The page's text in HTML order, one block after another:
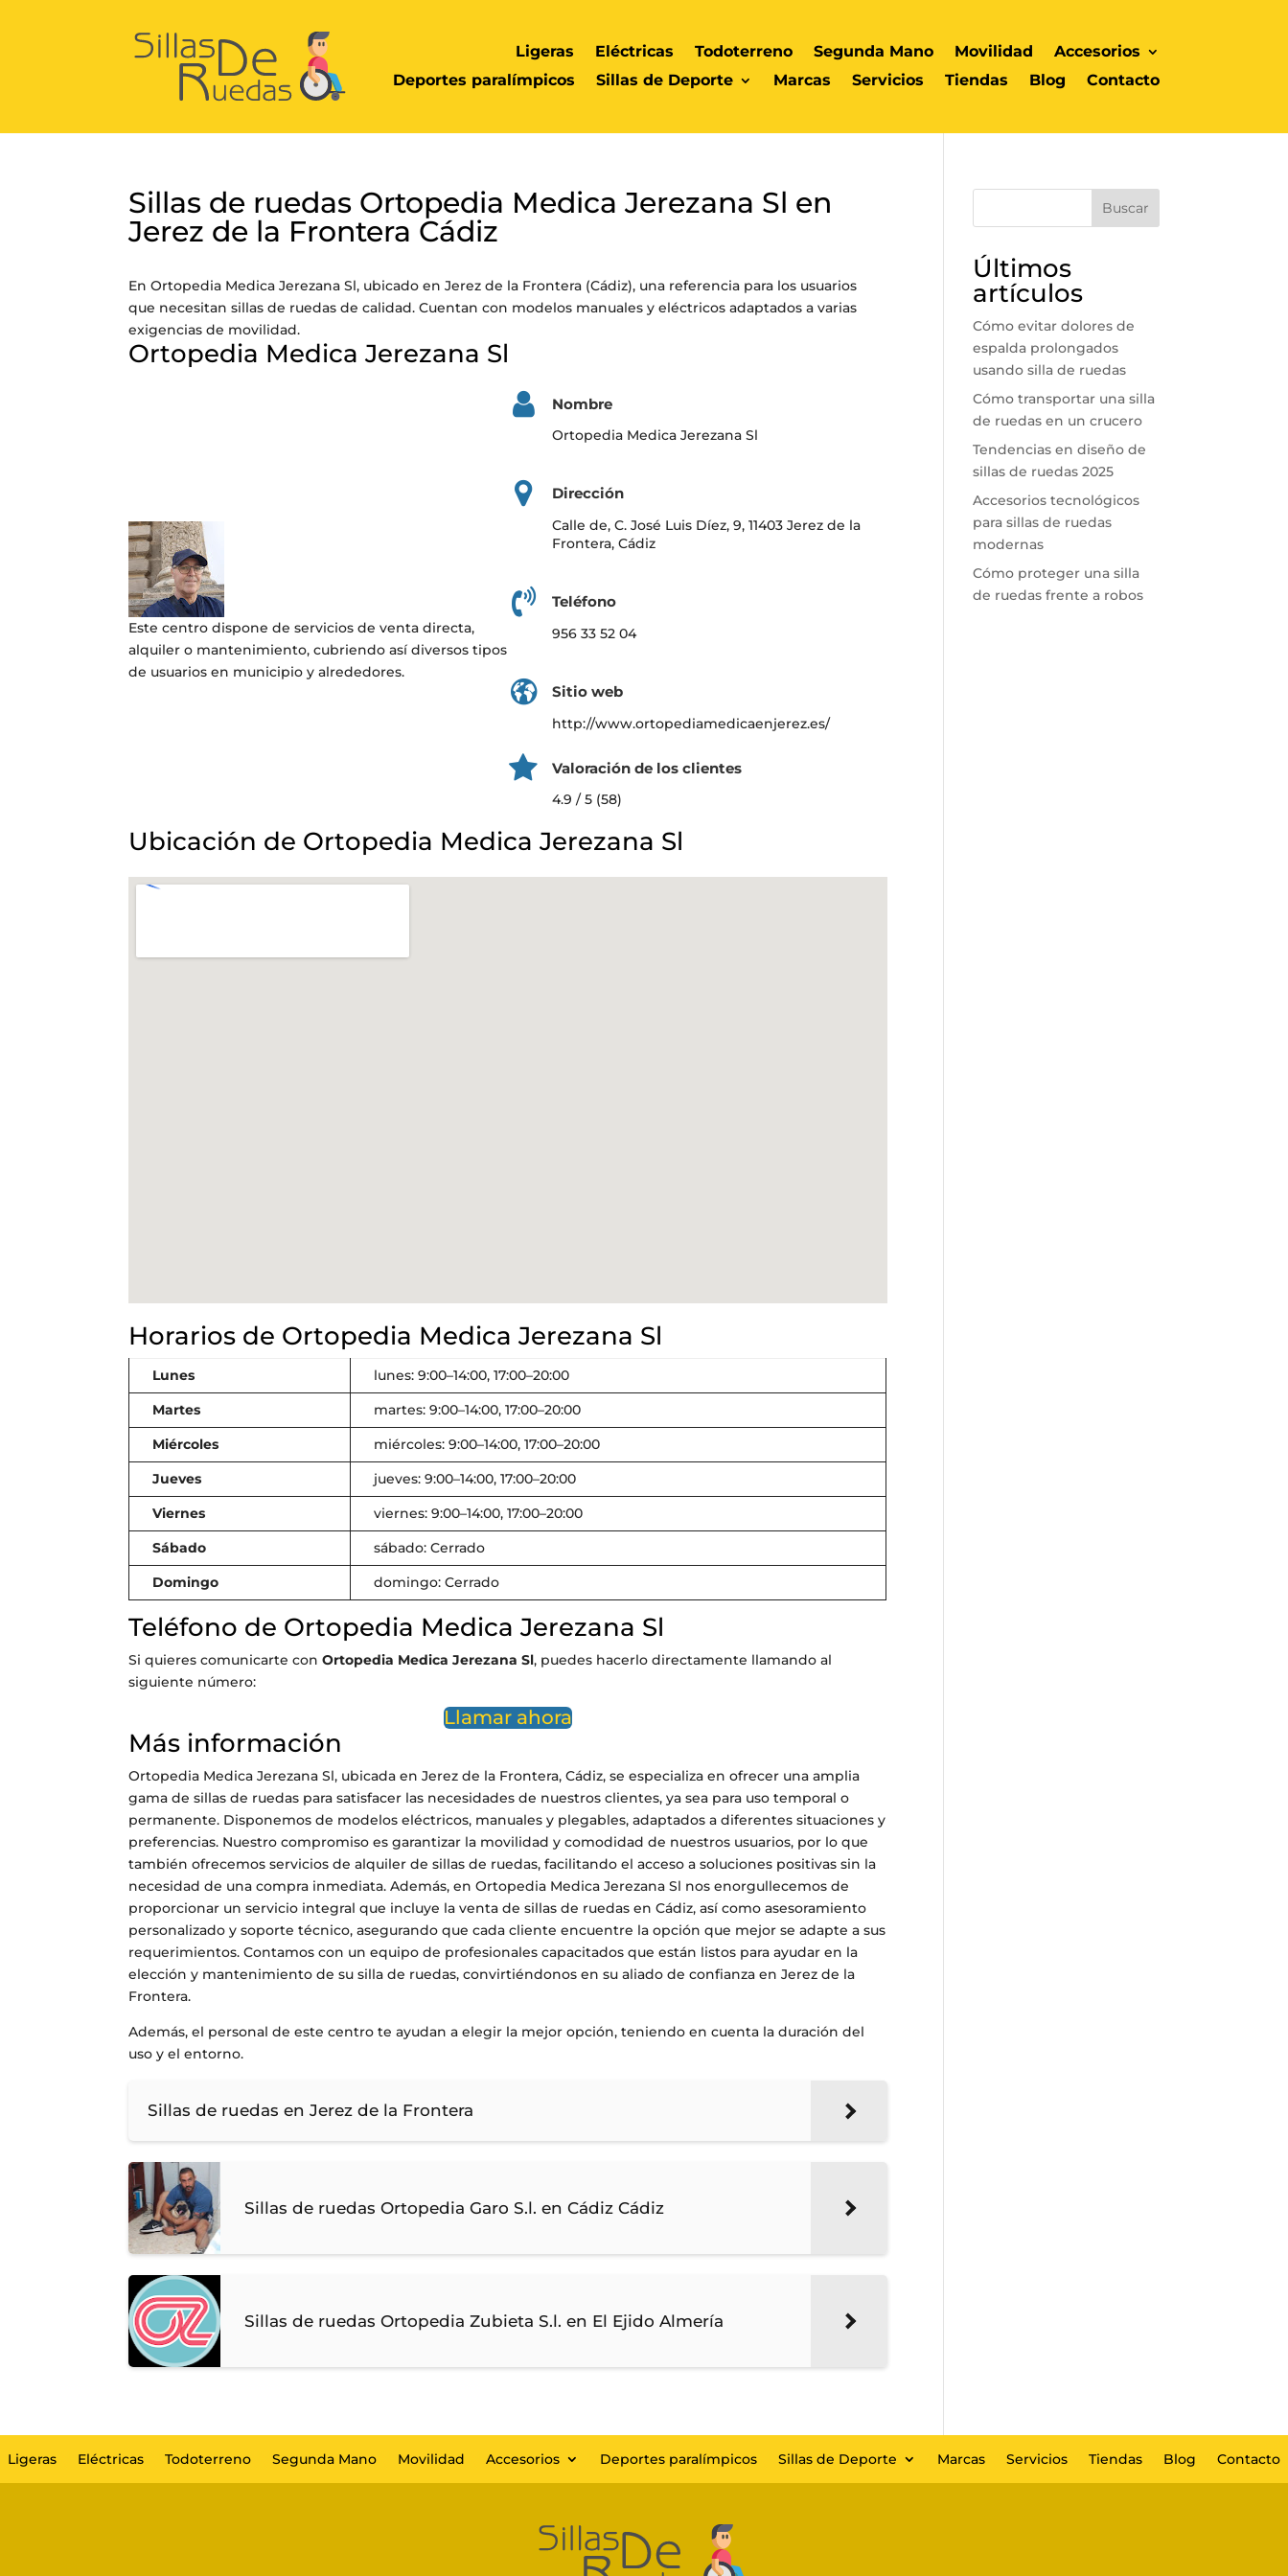
Ligeras Eléctricas Todoterreno Segunda Mano Movilidad
Accesorios
Deportes paralímpicos
Sillas de Deporte Marcas Servicios Tiendas Blog Contacto
Sillas de ruedas Ortopedia Medica Jerezana Sl en
Jerez de la Frontera Cádiz
En Ortopedia Medica Jerezana Sl, ubicado en Jerez de la Frontera (Cádiz), una referencia para los usuarios
que necesitan sillas de ruedas de calidad. Cuentan con modelos manuales y eléctricos adaptados a varias
exigencias de movilidad.
Ortopedia Medica Jerezana Sl
Este centro dispone de servicios de venta directa,
alquiler o mantenimiento, cubriendo así diversos tipos
de usuarios en municipio y alrededores.
Nombre
Ortopedia Medica Jerezana Sl
Dirección
Calle de, C. José Luis Díez, 9, 11403 Jerez de la
Frontera, Cádiz
Teléfono
956 33 52 04
Sitio web
http://www.ortopediamedicaenjerez.es/
Valoración de los clientes
4.9 / 5 (58)
Ubicación de Ortopedia Medica Jerezana Sl
Horarios de Ortopedia Medica Jerezana Sl
Lunes
lunes: 9:00–14:00, 17:00–20:00
Martes
martes: 9:00–14:00, 17:00–20:00
Miércoles
miércoles: 9:00–14:00, 17:00–20:00
Jueves
jueves: 9:00–14:00, 17:00–20:00
Viernes
viernes: 9:00–14:00, 17:00–20:00
Sábado
sábado: Cerrado
Domingo
domingo: Cerrado
Teléfono de Ortopedia Medica Jerezana Sl
Si quieres comunicarte conOrtopedia Medica Jerezana Sl, puedes hacerlo directamente llamando al
siguiente número:
Llamar ahora
Más información
Ortopedia Medica Jerezana Sl, ubicada en Jerez de la Frontera, Cádiz, se especializa en ofrecer una amplia
gama de sillas de ruedas para satisfacer las necesidades de nuestros clientes, ya sea para uso temporal o
permanente. Disponemos de modelos eléctricos, manuales y plegables, adaptados a diferentes situaciones y
preferencias. Nuestro compromiso es garantizar la movilidad y comodidad de nuestros usuarios, por lo que
también ofrecemos servicios de alquiler de sillas de ruedas, facilitando el acceso a soluciones positivas sin la
necesidad de una compra inmediata. Además, en Ortopedia Medica Jerezana Sl nos enorgullecemos de
proporcionar un servicio integral que incluye la venta de sillas de ruedas en Cádiz, así como asesoramiento
personalizado y soporte técnico, asegurando que cada cliente encuentre la opción que mejor se adapte a sus
requerimientos. Contamos con un equipo de profesionales capacitados que están listos para ayudar en la
elección y mantenimiento de su silla de ruedas, convirtiéndonos en su aliado de confianza en Jerez de la
Frontera.
Además, el personal de este centro te ayudan a elegir la mejor opción, teniendo en cuenta la duración del
uso y el entorno.
Sillas de ruedas en Jerez de la Frontera
Sillas de ruedas Ortopedia Garo S.l. en Cádiz Cádiz
Sillas de ruedas Ortopedia Zubieta S.l. en El Ejido Almería
Buscar
Últimos
artículos
Cómo evitar dolores de
espalda prolongados
usando silla de ruedas
Cómo transportar una silla
de ruedas en un crucero
Tendencias en diseño de
sillas de ruedas 2025
Accesorios tecnológicos
para sillas de ruedas
modernas
Cómo proteger una silla
de ruedas frente a robos
Ligeras Eléctricas Todoterreno Segunda Mano Movilidad Accesorios Deportes paralímpicos Sillas de Deporte Marcas Servicios Tiendas Blog Contacto